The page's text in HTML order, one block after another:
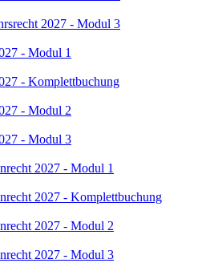
2027 - Modul 3
- Modul 1
- Komplettbuchung
- Modul 2
- Modul 3
2027 - Modul 1
2027 - Komplettbuchung
2027 - Modul 2
2027 - Modul 3